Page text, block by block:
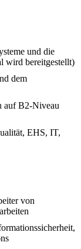
und die
wird bereitgestellt)
dem
auf B2-Niveau
EHS, IT,
von